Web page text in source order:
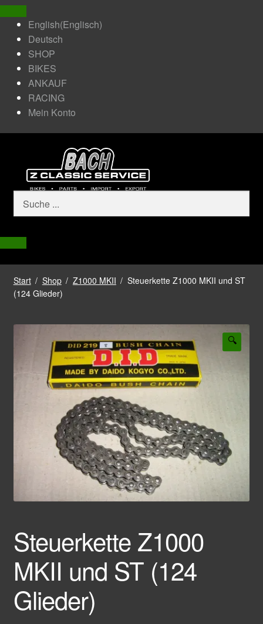
English(Englisch)
Deutsch
SHOP
BIKES
ANKAUF
RACING
Mein Konto
Start / Shop / Z1000 MKII / Steuerkette Z1000 MKII und ST
(124 Glieder)
🔍
Steuerkette Z1000
MKII und ST (124
Glieder)